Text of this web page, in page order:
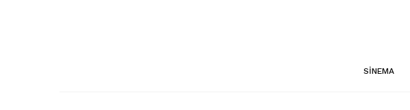
SINEMA